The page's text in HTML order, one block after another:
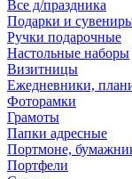
Все д/праздника
Подарки и
Ручки подарочные
Настольные наборы
Визитницы
Ежедневники,
Фоторамки
Грамоты
Папки адресные
Портмоне,
Портфели